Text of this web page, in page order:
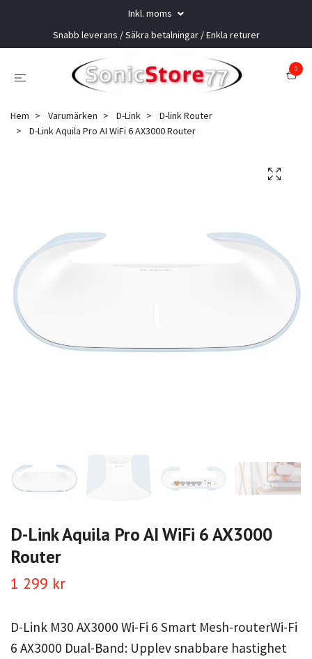
Inkl. moms
Snabb leverans / Säkra betalningar / Enkla returer
0
Hem Varumärken D-Link
D-link Router
D-Link Aquila Pro AI WiFi 6 AX3000 Router
D-Link Aquila Pro AI WiFi 6 AX3000
Router
1 299 kr
D-Link M30 AX3000 Wi-Fi 6 Smart Mesh-routerWi-Fi
6 AX3000 Dual-Band: Upplev snabbare hastighet